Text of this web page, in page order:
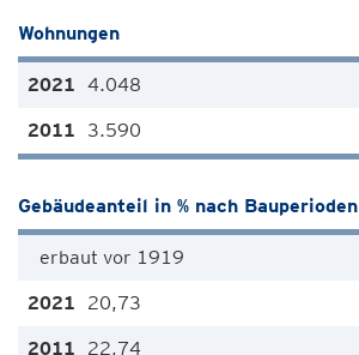
Wohnungen
4.048
3.590
Gebäudeanteil in % nach Bauperioden
erbaut vor 1919
20,73
22,74